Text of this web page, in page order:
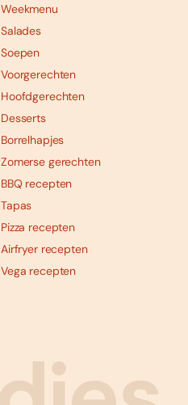
Abonneren
Weekmenu
Salades
Soepen
Voorgerechten
Hoofdgerechten
Desserts
Borrelhapjes
Zomerse gerechten
BBQ recepten
Tapas
Pizza recepten
Airfryer recepten
Vega recepten